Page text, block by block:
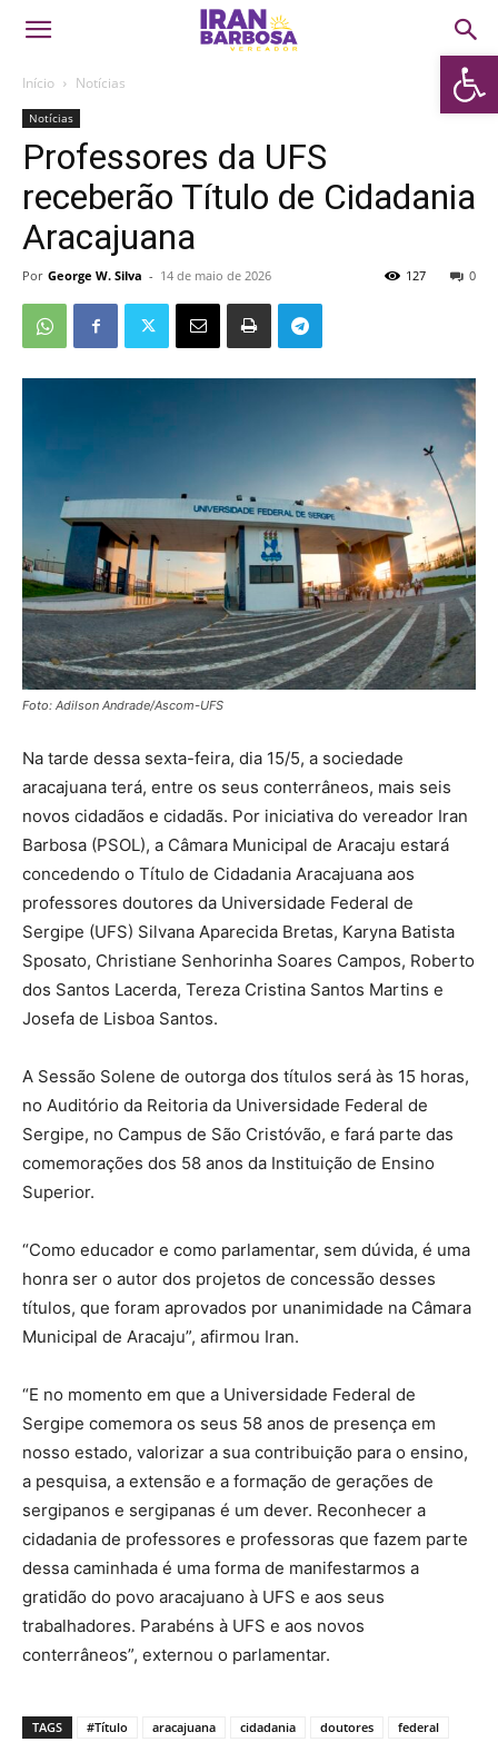
Abrir
Início Notícias
Notícias
Professores da UFS
receberão Título de Cidadania
Aracajuana
Por George W. Silva - 14 de maio de 2026 0
127
Foto: Adilson Andrade/Ascom-UFS
Na tarde dessa sexta-feira, dia 15/5, a sociedade
aracajuana terá, entre os seus conterrâneos, mais seis
novos cidadãos e cidadãs. Por iniciativa do vereador Iran
Barbosa (PSOL), a Câmara Municipal de Aracaju estará
concedendo o Título de Cidadania Aracajuana aos
professores doutores da Universidade Federal de
Sergipe (UFS) Silvana Aparecida Bretas, Karyna Batista
Sposato, Christiane Senhorinha Soares Campos, Roberto
dos Santos Lacerda, Tereza Cristina Santos Martins e
Josefa de Lisboa Santos.
A Sessão Solene de outorga dos títulos será às 15 horas,
no Auditório da Reitoria da Universidade Federal de
Sergipe, no Campus de São Cristóvão, e fará parte das
comemorações dos 58 anos da Instituição de Ensino
Superior.
“Como educador e como parlamentar, sem dúvida, é uma
honra ser o autor dos projetos de concessão desses
títulos, que foram aprovados por unanimidade na Câmara
Municipal de Aracaju”, afirmou Iran.
“E no momento em que a Universidade Federal de
Sergipe comemora os seus 58 anos de presença em
nosso estado, valorizar a sua contribuição para o ensino,
a pesquisa, a extensão e a formação de gerações de
sergipanos e sergipanas é um dever. Reconhecer a
cidadania de professores e professoras que fazem parte
dessa caminhada é uma forma de manifestarmos a
gratidão do povo aracajuano à UFS e aos seus
trabalhadores. Parabéns à UFS e aos novos
conterrâneos”, externou o parlamentar.
TAGS #Título aracajuana cidadania doutores
federal